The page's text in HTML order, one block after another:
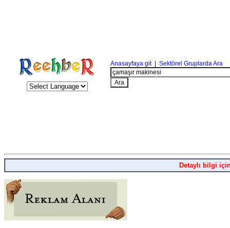
Anasayfaya git| Sektörel Gruplarda Ara
Detaylı bilgi